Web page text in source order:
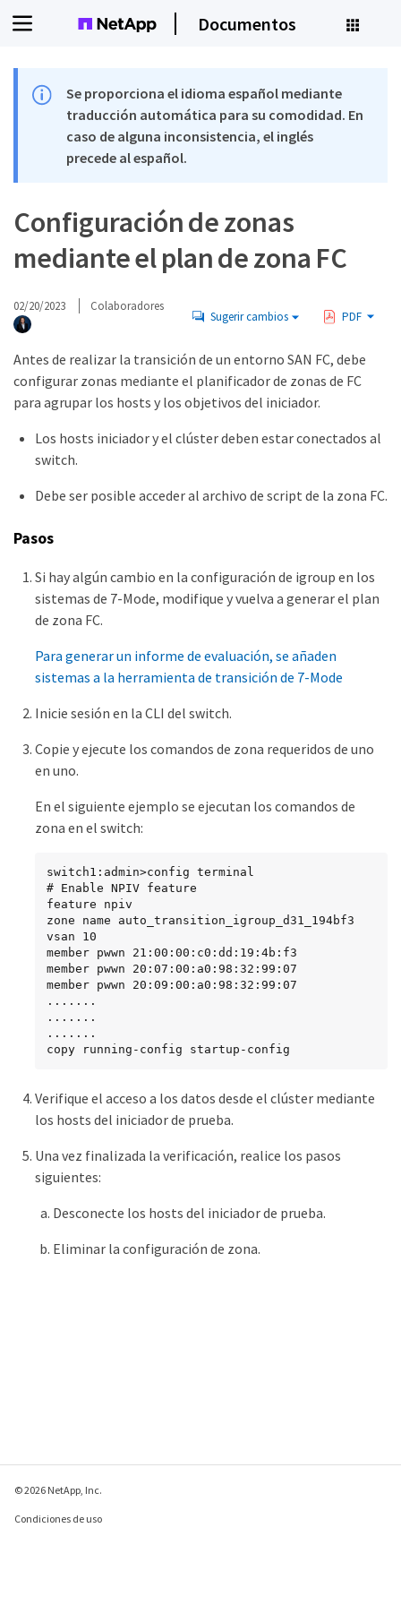
Documentos
Se proporciona el idioma español mediante
traducción automática para su comodidad. En
caso de alguna inconsistencia, el inglés
precede al español.
Configuración de zonas
mediante el plan de zona FC
02/20/2023 Colaboradores
Sugerir cambios PDF
Antes de realizar la transición de un entorno SAN FC, debe
configurar zonas mediante el planificador de zonas de FC
para agrupar los hosts y los objetivos del iniciador.
Los hosts iniciador y el clúster deben estar conectados al
switch.
Debe ser posible acceder al archivo de script de la zona FC.
Pasos
Si hay algún cambio en la configuración de igroup en los
sistemas de 7-Mode, modifique y vuelva a generar el plan
de zona FC.
Para generar un informe de evaluación, se añaden
sistemas a la herramienta de transición de 7-Mode
Inicie sesión en la CLI del switch.
Copie y ejecute los comandos de zona requeridos de uno
en uno.
En el siguiente ejemplo se ejecutan los comandos de
zona en el switch:
switch1:admin>config terminal
# Enable NPIV feature
feature npiv
zone name auto_transition_igroup_d31_194bf3
vsan 10
member pwwn 21:00:00:c0:dd:19:4b:f3
member pwwn 20:07:00:a0:98:32:99:07
member pwwn 20:09:00:a0:98:32:99:07
.......
.......
.......
copy running-config startup-config
Verifique el acceso a los datos desde el clúster mediante
los hosts del iniciador de prueba.
Una vez finalizada la verificación, realice los pasos
siguientes:
Desconecte los hosts del iniciador de prueba.
Eliminar la configuración de zona.
© 2026 NetApp, Inc.
Condiciones de uso